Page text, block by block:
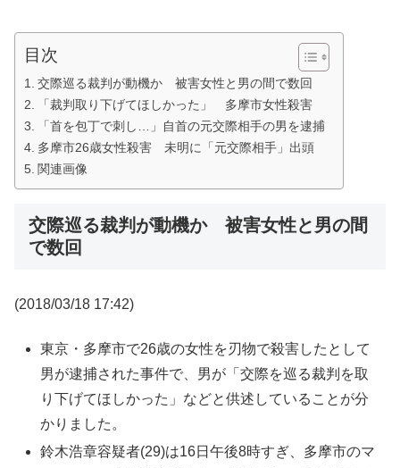
目次
交際巡る裁判が動機か 被害女性と男の間で数回
「裁判取り下げてほしかった」 多摩市女性殺害
「首を包丁で刺し…」自首の元交際相手の男を逮捕
多摩市26歳女性殺害 未明に「元交際相手」出頭
関連画像
交際巡る裁判が動機か 被害女性と男の間
で数回
(2018/03/18 17:42)
東京・多摩市で26歳の女性を刃物で殺害したとして
男が逮捕された事件で、男が「交際を巡る裁判を取
り下げてほしかった」などと供述していることが分
かりました。
鈴木浩章容疑者(29)は16日午後8時すぎ、多摩市のマ